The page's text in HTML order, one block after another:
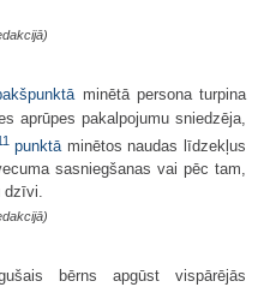
minētā persona turpina
aprūpes pakalpojumu sniedzēja,
punktā minētos naudas līdzekļus
sasniegšanas vai pēc tam,
bērns apgūst vispārējās